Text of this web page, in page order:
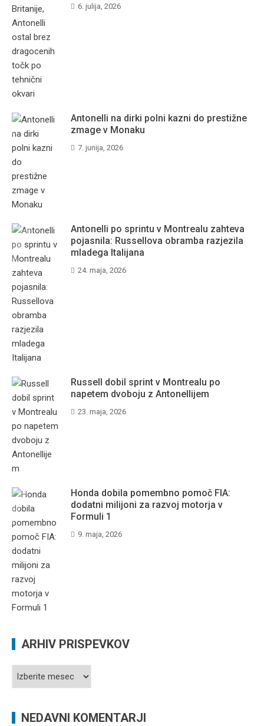
6. julija, 2026
Antonelli na dirki polni kazni do prestižne
zmage v Monaku
7. junija, 2026
Antonelli po sprintu v Montrealu zahteva
pojasnila: Russellova obramba razjezila
mladega Italijana
24. maja, 2026
Russell dobil sprint v Montrealu po
napetem dvoboju z Antonellijem
23. maja, 2026
Honda dobila pomembno pomoč FIA:
dodatni milijoni za razvoj motorja v
Formuli 1
9. maja, 2026
ARHIV PRISPEVKOV
Arhiv
NEDAVNI KOMENTARJI